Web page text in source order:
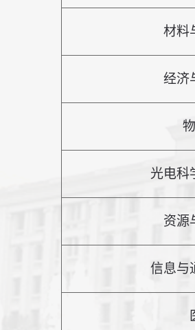
材料
经济
光电科
资源
信息与